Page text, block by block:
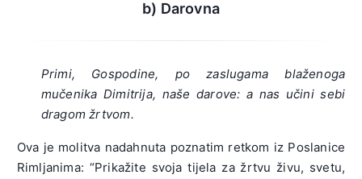
b) Darovna
Primi, Gospodine, po zaslugama blaženoga
mučenika Dimitrija, naše darove: a nas učini sebi
dragom žrtvom.
Ova je molitva nadahnuta poznatim retkom iz Poslanice
Rimljanima: “Prikažite svoja tijela za žrtvu živu, svetu,